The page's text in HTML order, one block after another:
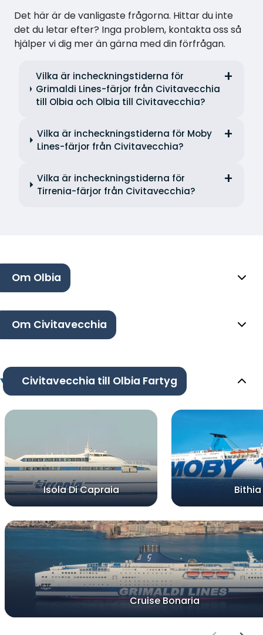
Det här är de vanligaste frågorna. Hittar du inte
det du letar efter? Inga problem, kontakta oss så
hjälper vi dig mer än gärna med din förfrågan.
Vilka är incheckningstiderna för
Grimaldi Lines-färjor från Civitavecchia
till Olbia och Olbia till Civitavecchia?
Vilka är incheckningstiderna för Moby
Lines-färjor från Civitavecchia?
Vilka är incheckningstiderna för
Tirrenia-färjor från Civitavecchia?
Om Olbia
Om Civitavecchia
Civitavecchia till Olbia Fartyg
Isola Di Capraia Bithia
Cruise Bonaria